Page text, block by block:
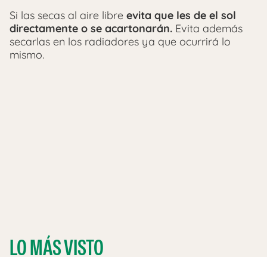
Si las secas al aire libre evita que les de el sol
directamente o se acartonarán. Evita además
secarlas en los radiadores ya que ocurrirá lo
mismo.
LO MÁS VISTO